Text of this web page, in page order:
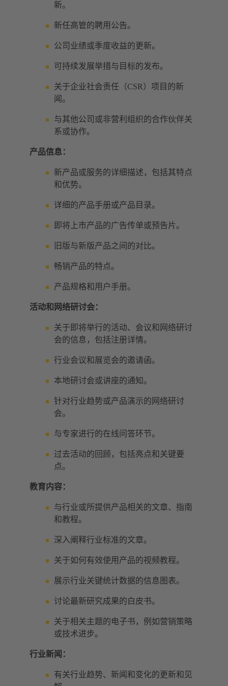
新。
新任高管的聘用公告。
公司业绩或季度收益的更新。
可持续发展举措与目标的发布。
关于企业社会责任（CSR）项目的新
闻。
与其他公司或非营利组织的合作伙伴关
系或协作。
产品信息：
新产品或服务的详细描述，包括其特点
和优势。
详细的产品手册或产品目录。
即将上市产品的广告传单或预告片。
旧版与新版产品之间的对比。
畅销产品的特点。
产品规格和用户手册。
活动和网络研讨会：
关于即将举行的活动、会议和网络研讨
会的信息，包括注册详情。
行业会议和展览会的邀请函。
本地研讨会或讲座的通知。
针对行业趋势或产品演示的网络研讨
会。
与专家进行的在线问答环节。
过去活动的回顾，包括亮点和关键要
点。
教育内容：
与行业或所提供产品相关的文章、指南
和教程。
深入阐释行业标准的文章。
关于如何有效使用产品的视频教程。
展示行业关键统计数据的信息图表。
讨论最新研究成果的白皮书。
关于相关主题的电子书，例如营销策略
或技术进步。
行业新闻：
有关行业趋势、新闻和变化的更新和见